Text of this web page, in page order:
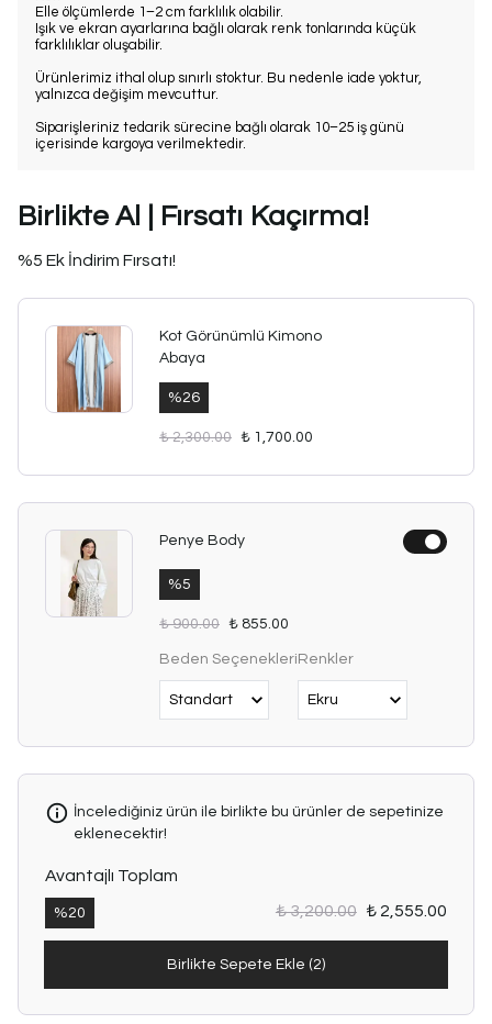
Elle ölçümlerde 1–2 cm farklılık olabilir.
Işık ve ekran ayarlarına bağlı olarak renk tonlarında küçük
farklılıklar oluşabilir.
Ürünlerimiz ithal olup sınırlı stoktur. Bu nedenle iade yoktur,
yalnızca değişim mevcuttur.
Siparişleriniz tedarik sürecine bağlı olarak 10–25 iş günü
içerisinde kargoya verilmektedir.
Birlikte Al | Fırsatı Kaçırma!
%5 Ek İndirim Fırsatı!
Kot Görünümlü Kimono
Abaya
%26
₺ 2,300.00 ₺ 1,700.00
Penye Body
%5
₺ 900.00 ₺ 855.00
Beden SeçenekleriRenkler
İncelediğiniz ürün ile birlikte bu ürünler de sepetinize
eklenecektir!
Avantajlı Toplam
%20 ₺ 3,200.00 ₺ 2,555.00
Birlikte Sepete Ekle (2)